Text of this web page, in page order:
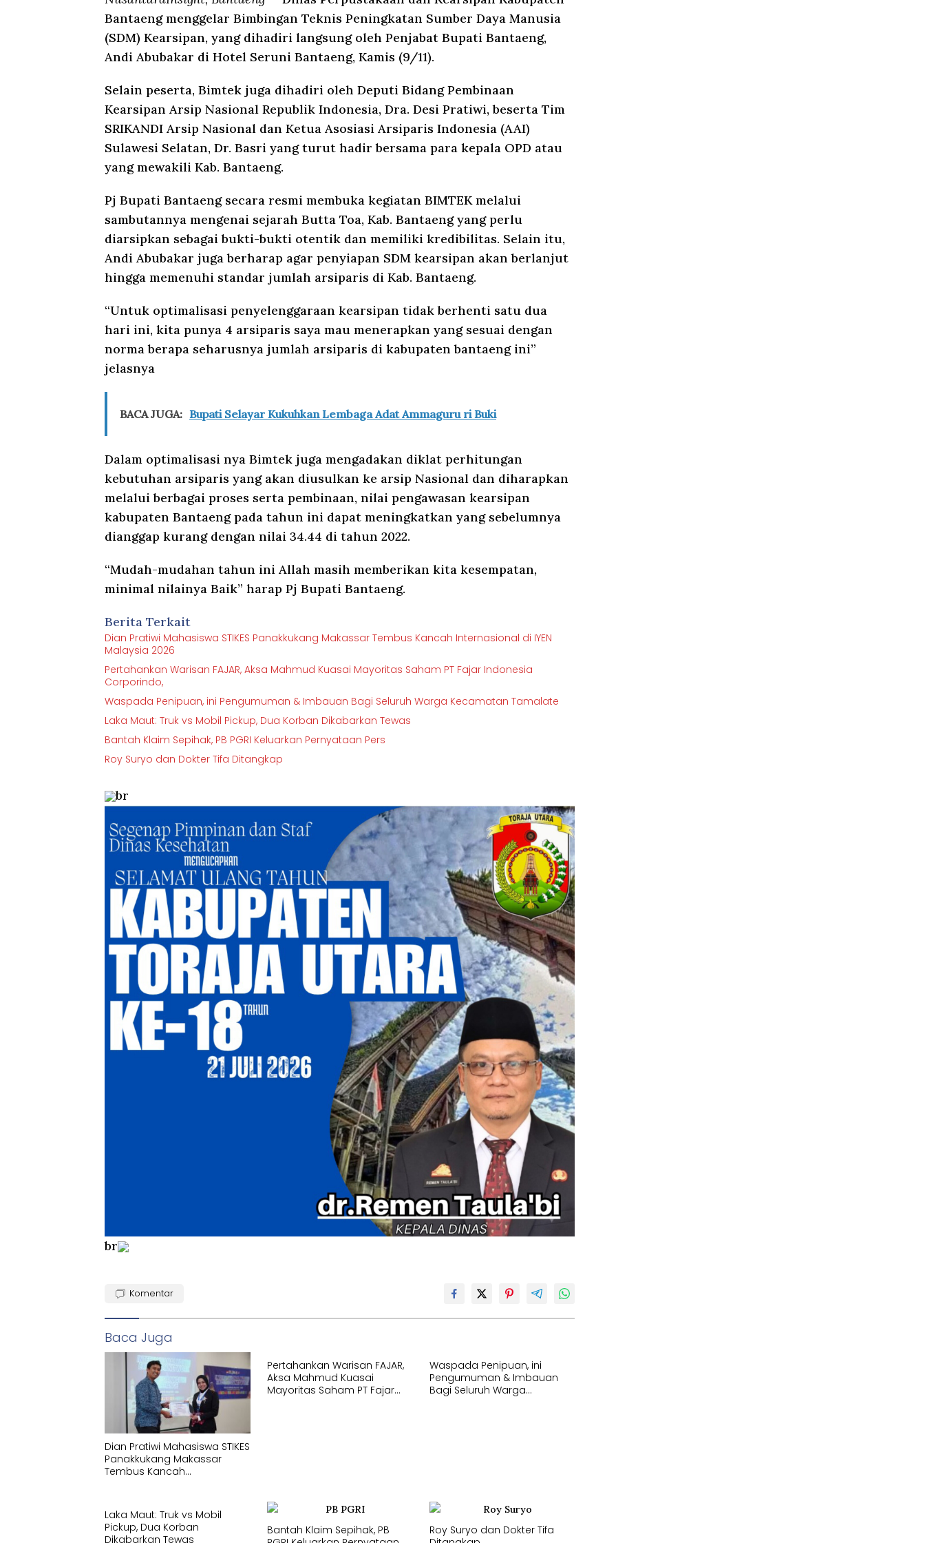
Bantaeng menggelar Bimbingan Teknis Peningkatan Sumber Daya Manusia
(SDM) Kearsipan, yang dihadiri langsung oleh Penjabat Bupati Bantaeng,
Andi Abubakar di Hotel Seruni Bantaeng, Kamis (9/11).
Selain peserta, Bimtek juga dihadiri oleh Deputi Bidang Pembinaan
Kearsipan Arsip Nasional Republik Indonesia, Dra. Desi Pratiwi, beserta Tim
SRIKANDI Arsip Nasional dan Ketua Asosiasi Arsiparis Indonesia (AAI)
Sulawesi Selatan, Dr. Basri yang turut hadir bersama para kepala OPD atau
yang mewakili Kab. Bantaeng.
Pj Bupati Bantaeng secara resmi membuka kegiatan BIMTEK melalui
sambutannya mengenai sejarah Butta Toa, Kab. Bantaeng yang perlu
diarsipkan sebagai bukti-bukti otentik dan memiliki kredibilitas. Selain itu,
Andi Abubakar juga berharap agar penyiapan SDM kearsipan akan berlanjut
hingga memenuhi standar jumlah arsiparis di Kab. Bantaeng.
“Untuk optimalisasi penyelenggaraan kearsipan tidak berhenti satu dua
hari ini, kita punya 4 arsiparis saya mau menerapkan yang sesuai dengan
norma berapa seharusnya jumlah arsiparis di kabupaten bantaeng ini”
jelasnya
BACA JUGA: Bupati Selayar Kukuhkan Lembaga Adat Ammaguru ri Buki
Dalam optimalisasi nya Bimtek juga mengadakan diklat perhitungan
kebutuhan arsiparis yang akan diusulkan ke arsip Nasional dan diharapkan
melalui berbagai proses serta pembinaan, nilai pengawasan kearsipan
kabupaten Bantaeng pada tahun ini dapat meningkatkan yang sebelumnya
dianggap kurang dengan nilai 34.44 di tahun 2022.
“Mudah-mudahan tahun ini Allah masih memberikan kita kesempatan,
minimal nilainya Baik” harap Pj Bupati Bantaeng.
Berita Terkait
Dian Pratiwi Mahasiswa STIKES Panakkukang Makassar Tembus Kancah Internasional di IYEN
Malaysia 2026
Pertahankan Warisan FAJAR, Aksa Mahmud Kuasai Mayoritas Saham PT Fajar Indonesia
Corporindo,
Waspada Penipuan, ini Pengumuman & Imbauan Bagi Seluruh Warga Kecamatan Tamalate
Laka Maut: Truk vs Mobil Pickup, Dua Korban Dikabarkan Tewas
Bantah Klaim Sepihak, PB PGRI Keluarkan Pernyataan Pers
Roy Suryo dan Dokter Tifa Ditangkap
br
br
Komentar
Baca Juga
Dian Pratiwi Mahasiswa STIKES
Panakkukang Makassar
Tembus Kancah
Pertahankan Warisan FAJAR,
Aksa Mahmud Kuasai
Mayoritas Saham PT Fajar
Waspada Penipuan, ini
Pengumuman & Imbauan
Bagi Seluruh Warga
Laka Maut: Truk vs Mobil
Pickup, Dua Korban
Dikabarkan Tewas
Bantah Klaim Sepihak, PB
Roy Suryo dan Dokter Tifa